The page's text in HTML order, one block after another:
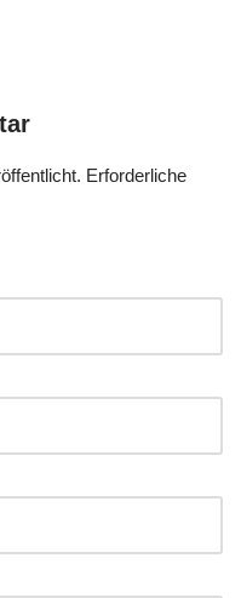
Erforderliche